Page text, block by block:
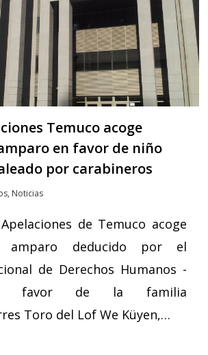
Temuco acoge
en favor de niño
por carabineros
, Noticias
de Temuco acoge
amparo deducido por el
de Derechos Humanos -
favor de la familia
Toro del Lof We Küyen,…